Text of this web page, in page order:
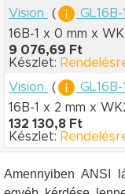
Vision
(
16B-1 x 0 mm x
9 076,69 Ft
Készlet:
Vision
(
16B-1 x 2 mm x
132 130,8 Ft
Készlet:
Amennyiben ANSI